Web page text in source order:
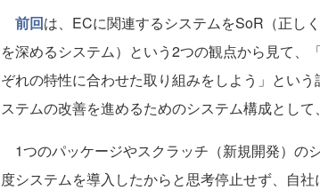
前回は、ECに関連するシステムをSoR（正し
を深めるシステム）という2つの観点から見て、
ぞれの特性に合わせた取り組みをしよう」とい
ステムの改善を進めるためのシステム構成として、
1つのパッケージやスクラッチ（新規開発）の
度システムを導入したからと思考停止せず、自